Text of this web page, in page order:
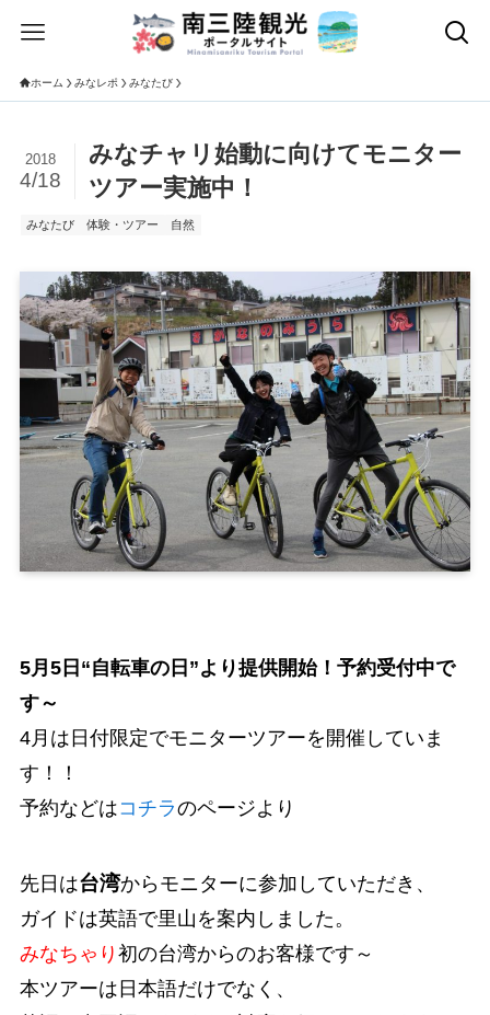
ホーム みなレポ みなたび
みなチャリ始動に向けてモニター
ツアー実施中！
2018
4/18
みなたび 体験・ツアー 自然
5月5日“自転車の日”より提供開始！予約受付中で
す～
4月は日付限定でモニターツアーを開催していま
す！！
予約などはコチラのページより
先日は台湾からモニターに参加していただき、
ガイドは英語で里山を案内しました。
みなちゃり 初の台湾からのお客様です～
本ツアーは日本語だけでなく、